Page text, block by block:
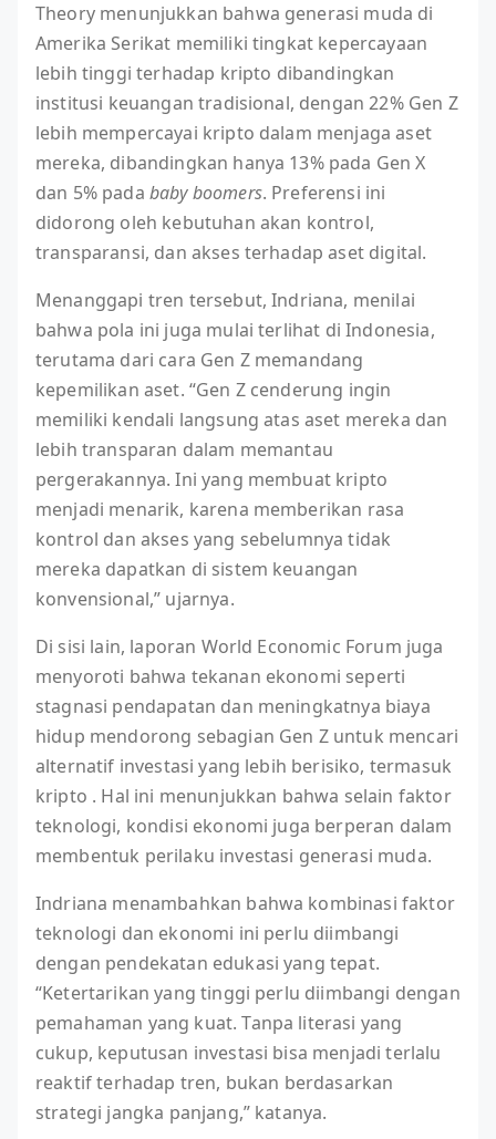
Theory menunjukkan bahwa generasi muda di
Amerika Serikat memiliki tingkat kepercayaan
lebih tinggi terhadap kripto dibandingkan
institusi keuangan tradisional, dengan 22% Gen Z
lebih mempercayai kripto dalam menjaga aset
mereka, dibandingkan hanya 13% pada Gen X
dan 5% pada baby boomers. Preferensi ini
didorong oleh kebutuhan akan kontrol,
transparansi, dan akses terhadap aset digital.
Menanggapi tren tersebut, Indriana, menilai
bahwa pola ini juga mulai terlihat di Indonesia,
terutama dari cara Gen Z memandang
kepemilikan aset. “Gen Z cenderung ingin
memiliki kendali langsung atas aset mereka dan
lebih transparan dalam memantau
pergerakannya. Ini yang membuat kripto
menjadi menarik, karena memberikan rasa
kontrol dan akses yang sebelumnya tidak
mereka dapatkan di sistem keuangan
konvensional,” ujarnya.
Di sisi lain, laporan World Economic Forum juga
menyoroti bahwa tekanan ekonomi seperti
stagnasi pendapatan dan meningkatnya biaya
hidup mendorong sebagian Gen Z untuk mencari
alternatif investasi yang lebih berisiko, termasuk
kripto . Hal ini menunjukkan bahwa selain faktor
teknologi, kondisi ekonomi juga berperan dalam
membentuk perilaku investasi generasi muda.
Indriana menambahkan bahwa kombinasi faktor
teknologi dan ekonomi ini perlu diimbangi
dengan pendekatan edukasi yang tepat.
“Ketertarikan yang tinggi perlu diimbangi dengan
pemahaman yang kuat. Tanpa literasi yang
cukup, keputusan investasi bisa menjadi terlalu
reaktif terhadap tren, bukan berdasarkan
strategi jangka panjang,” katanya.